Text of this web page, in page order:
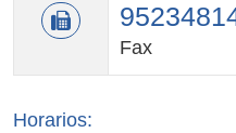
Fax
Horarios: